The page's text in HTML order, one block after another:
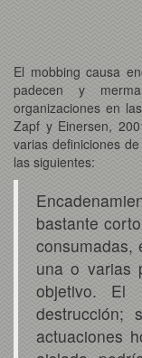
El mobbing causa
padecen y
organizaciones en
Zapf y Einersen,
varias definiciones
las siguientes:
bastante
consumadas,
una o varias
objetivo. El
destrucción;
actuaciones